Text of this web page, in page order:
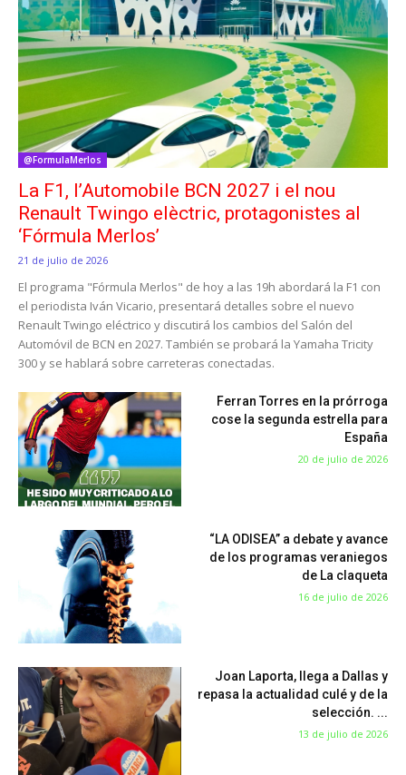
@FormulaMerlos
La F1, l’Automobile BCN 2027 i el nou
Renault Twingo elèctric, protagonistes al
‘Fórmula Merlos’
21 de julio de 2026
El programa "Fórmula Merlos" de hoy a las 19h abordará la F1 con
el periodista Iván Vicario, presentará detalles sobre el nuevo
Renault Twingo eléctrico y discutirá los cambios del Salón del
Automóvil de BCN en 2027. También se probará la Yamaha Tricity
300 y se hablará sobre carreteras conectadas.
Ferran Torres en la prórroga
cose la segunda estrella para
España
20 de julio de 2026
“LA ODISEA” a debate y avance
de los programas veraniegos
de La claqueta
16 de julio de 2026
Joan Laporta, llega a Dallas y
repasa la actualidad culé y de la
selección. ...
13 de julio de 2026